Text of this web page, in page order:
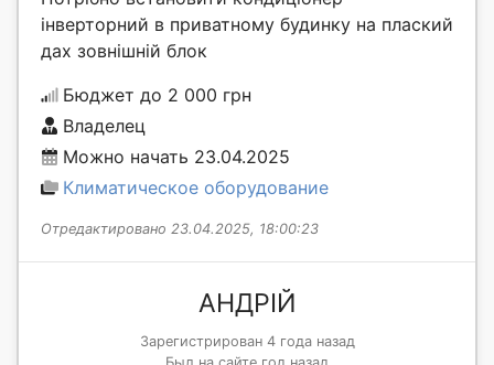
інверторний в приватному будинку на плаский
дах зовнішній блок
Бюджет до 2 000 грн
Владелец
Можно начать 23.04.2025
Климатическое оборудование
Отредактировано 23.04.2025, 18:00:23
АНДРІЙ
Зарегистрирован 4 года назад